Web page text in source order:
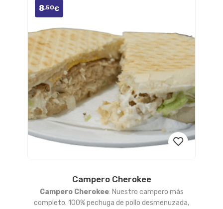
a la
Campero Cherokee
Campero Cherokee: Nuestro campero más
completo. 100% pechuga de pollo desmenuzada,
8,50€